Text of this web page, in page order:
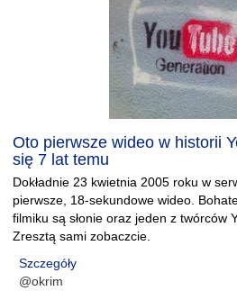
Oto pierwsze wideo w historii
się 7 lat temu
Dokładnie 23 kwietnia 2005 roku w
pierwsze, 18-sekundowe wideo.
filmiku są słonie oraz jeden z twórców
Zresztą sami zobaczcie.
Szczegóły
@okrim